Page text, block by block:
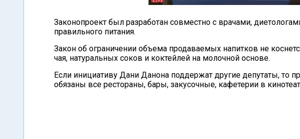
Законопроект был разработан совместно с врачами,
правильного питания.
Закон об ограничении объема продаваемых напитков не
чая, натуральных соков и коктейлей на молочной основе.
Если инициативу Дани Данона поддержат другие депутаты, то
обязаны все рестораны, бары, закусочные, кафетерии в